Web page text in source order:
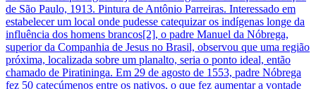
de São Paulo, 1913. Pintura de Antônio Parreiras. Interessado em
estabelecer um local onde pudesse catequizar os indígenas longe da
influência dos homens brancos[2], o padre Manuel da Nóbrega,
superior da Companhia de Jesus no Brasil, observou que uma região
próxima, localizada sobre um planalto, seria o ponto ideal, então
chamado de Piratininga. Em 29 de agosto de 1553, padre Nóbrega
fez 50 catecúmenos entre os nativos, o que fez aumentar a vontade